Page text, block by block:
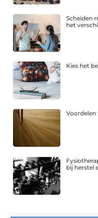
Scheiden
het
Kies het
Voordelen
bij herstel